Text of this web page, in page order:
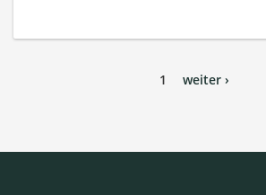
1 weiter ›